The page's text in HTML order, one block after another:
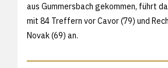
aus Gummersbach gekommen, führt
mit 84 Treffern vor Cavor (79) und
Novak (69) an.